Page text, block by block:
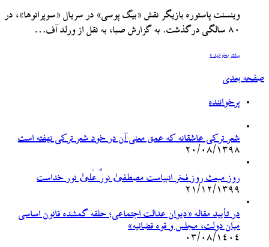
وینسنت پاستوره بازیگر نقش «بیگ پوسی» در سریال «سوپرانوها»، در
۸۰ سالگی درگذشت. به گزارش صبا، به نقل از ورلد آف…
بیشتر بخوانید »
صفحه بعدی
پرخواننده
شعر ترکی عاشقانه که عمق معنی آن در خود شعر ترکی نهفته است
۲۰/۰۸/۱۳۹۸
روز مبعث روز فخر انبیاست مصطفیٰ نورٌ عَلیٰ نور خداست
۲۱/۱۲/۱۳۹۹
در تأیید مقاله «دیوان عدالت اجتماعی؛ حلقه گمشده قانون اساسی
میان دولت، مجلس و قوه قضائیه»
۰۳/۰۸/۱۴۰۴